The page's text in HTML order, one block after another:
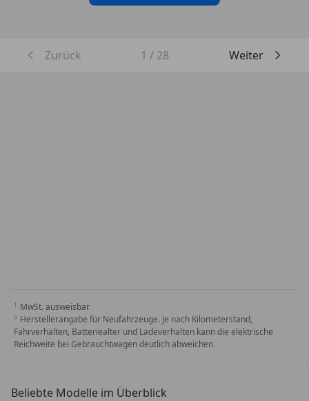
Zurück 1 / 28 Weiter
MwSt. ausweisbar
Herstellerangabe für Neufahrzeuge. Je nach Kilometerstand,
Fahrverhalten, Batteriealter und Ladeverhalten kann die elektrische
Reichweite bei Gebrauchtwagen deutlich abweichen.
Beliebte Modelle im Überblick